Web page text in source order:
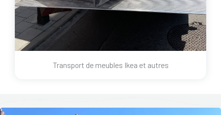
Transport de meubles Ikea et autres